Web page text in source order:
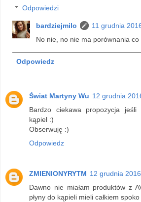
Odpowiedzi
bardziejmilo
11 grudnia
No nie, no nie ma porównania co
Odpowiedz
Świat Martyny Wu 12 grudnia
Bardzo ciekawa propozycja
kąpiel :)
Obserwuję :)
Odpowiedz
ZMIENIONYRYTM 12 grudnia
Dawno nie miałam produktów z
płyny do kąpieli mieli całkiem spoko